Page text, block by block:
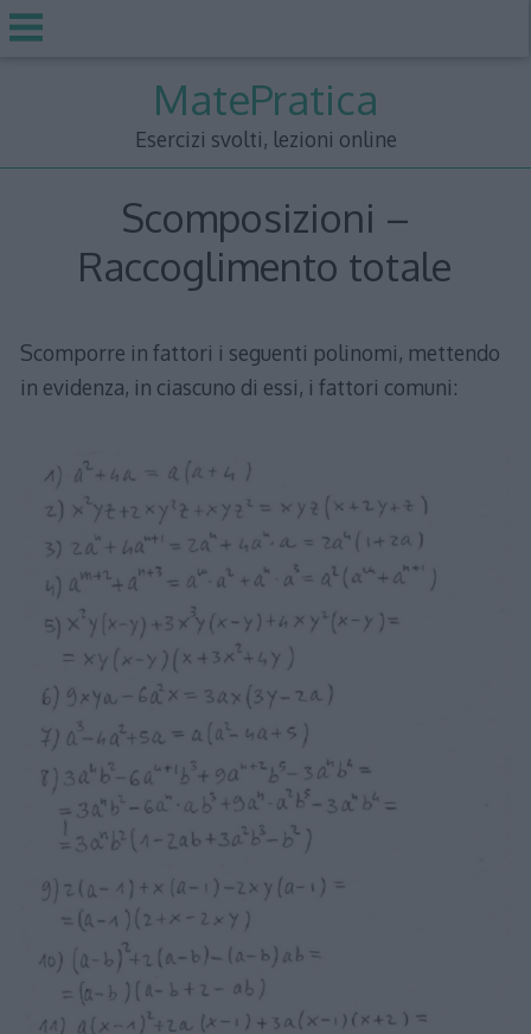
MatePratica
Esercizi svolti, lezioni online
Scomposizioni –
Raccoglimento totale
Scomporre in fattori i seguenti polinomi, mettendo
in evidenza, in ciascuno di essi, i fattori comuni: